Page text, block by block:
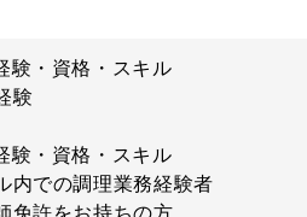
験・資格・スキル
験
験・資格・スキル
内での調理業務経験者
免許をお持ちの方